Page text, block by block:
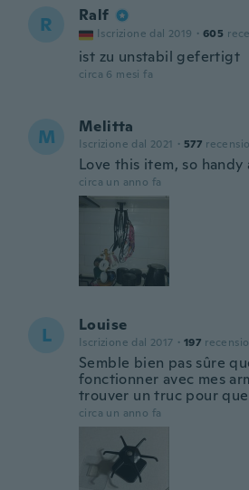
R Ralf
Iscrizione dal 2019 · 605
ist zu unstabil gefertigt
circa 6 mesi fa
M Melitta
Iscrizione dal 2021 · 577
Love this item, so
circa un anno fa
L Louise
Iscrizione dal 2017 · 197
Semble bien pas sûre
fonctionner avec mes
trouver un truc pour
circa un anno fa